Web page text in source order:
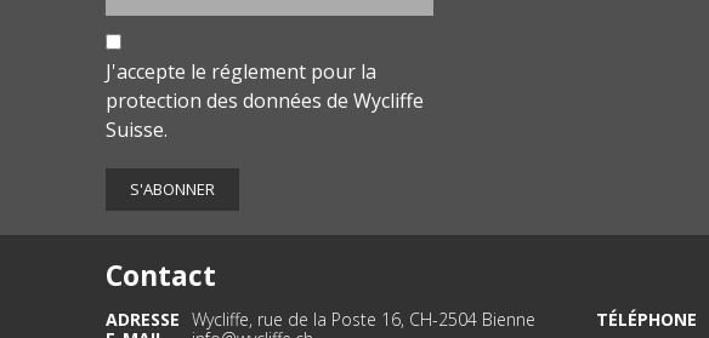
J'accepte le réglement pour la
protection des données de Wycliffe
Suisse.
Contact
ADRESSE Wycliffe, rue de la Poste 16, CH-2504 Bienne
TÉLÉPHONE